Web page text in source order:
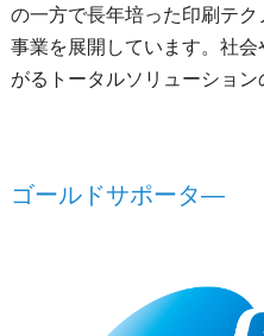
の一方で長年培った印刷テ
事業を展開しています。社
がるトータルソリューション
ゴールドサポータ―